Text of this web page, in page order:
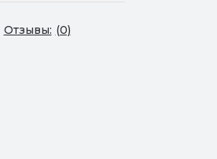
Отзывы: (0)